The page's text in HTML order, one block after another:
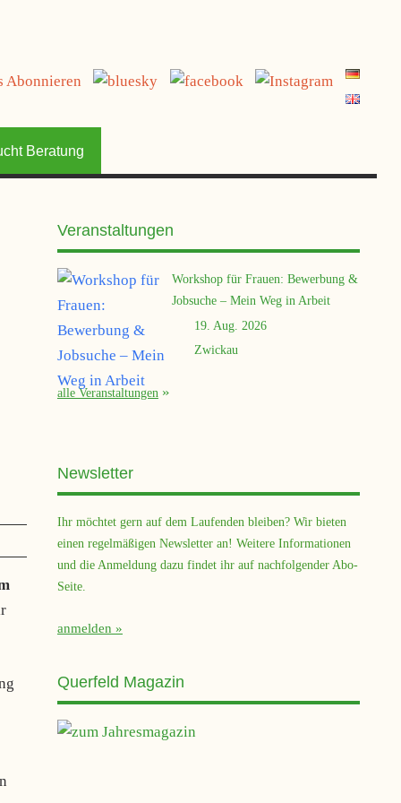
Beratung
Veranstaltungen
Workshop für Frauen: Bewerbung &
Jobsuche – Mein Weg in Arbeit
19. Aug. 2026
Zwickau
alle Veranstaltungen
Newsletter
Ihr möchtet gern auf dem Laufenden bleiben? Wir bieten
einen regelmäßigen Newsletter an! Weitere Informationen
und die Anmeldung dazu findet ihr auf nachfolgender Abo-
Seite.
anmelden
Querfeld Magazin